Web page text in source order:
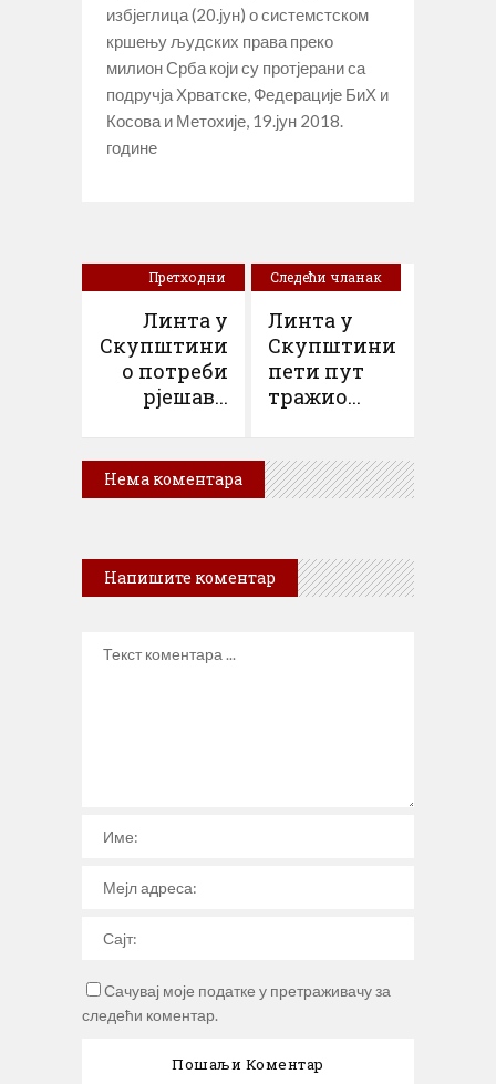
избјеглица (20.јун) о системстском
кршењу људских права преко
милион Срба који су протјерани са
подручја Хрватске, Федерације БиХ и
Косова и Метохије, 19.јун 2018.
године
Претходни
Линта у
Скупштини
о потреби
рјешав...
Следећи чланак
Линта у
Скупштини
пети пут
тражио...
Нема коментара
Напишите коментар
Сачувај моје податке у претраживачу за
следећи коментар.